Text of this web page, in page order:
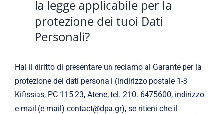
la legge applicabile per la
protezione dei tuoi Dati
Personali?
Hai il diritto di presentare un reclamo al Garante per la
protezione dei dati personali (indirizzo postale 1-3
Kifissias, PC 115 23, Atene, tel. 210. 6475600, indirizzo
e-mail (e-mail) contact@dpa.gr), se ritieni che il